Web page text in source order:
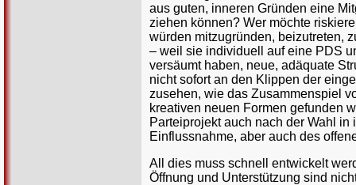
aus guten, inneren Gründen eine
ziehen können? Wer möchte
würden mitzugründen, beizutreten,
– weil sie individuell auf eine PDS
versäumt haben, neue, adäquate
nicht sofort an den Klippen der
zusehen, wie das Zusammenspiel
kreativen neuen Formen gefunden
Parteiprojekt auch nach der Wahl
Einflussnahme, aber auch des
All dies muss schnell entwickelt
Öffnung und Unterstützung sind